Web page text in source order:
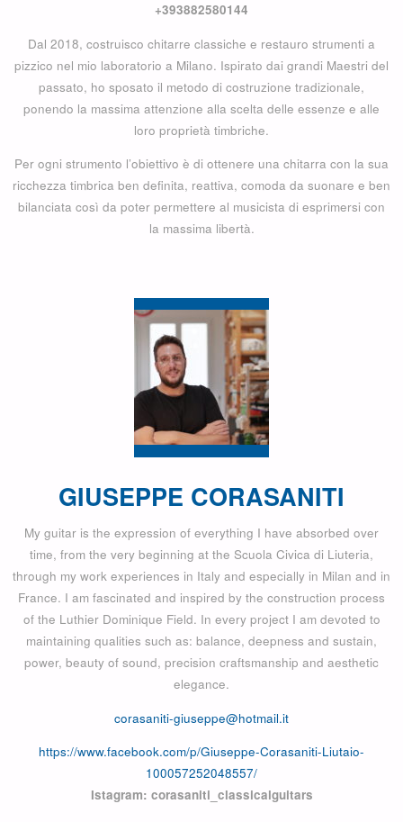
+393882580144
Dal 2018, costruisco chitarre classiche e restauro strumenti a
pizzico nel mio laboratorio a Milano. Ispirato dai grandi Maestri del
passato, ho sposato il metodo di costruzione tradizionale,
ponendo la massima attenzione alla scelta delle essenze e alle
loro proprietà timbriche.
Per ogni strumento l’obiettivo è di ottenere una chitarra con la sua
ricchezza timbrica ben definita, reattiva, comoda da suonare e ben
bilanciata così da poter permettere al musicista di esprimersi con
la massima libertà.
GIUSEPPE CORASANITI
My guitar is the expression of everything I have absorbed over
time, from the very beginning at the Scuola Civica di Liuteria,
through my work experiences in Italy and especially in Milan and in
France. I am fascinated and inspired by the construction process
of the Luthier Dominique Field. In every project I am devoted to
maintaining qualities such as: balance, deepness and sustain,
power, beauty of sound, precision craftsmanship and aesthetic
elegance.
corasaniti-giuseppe@hotmail.it
https://www.facebook.com/p/Giuseppe-Corasaniti-Liutaio-
100057252048557/
Istagram: corasaniti_classicalguitars